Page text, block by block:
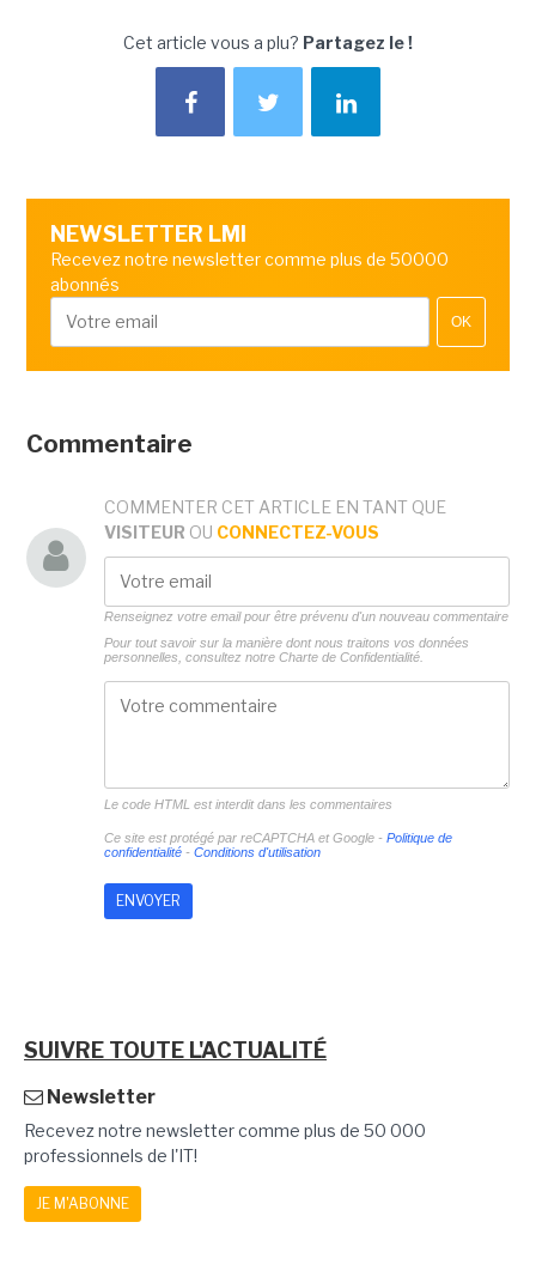
Cet article vous a plu? Partagez le !
NEWSLETTER LMI
Recevez notre newsletter comme plus de 50000
abonnés
OK
Commentaire
COMMENTER CET ARTICLE EN TANT QUE
VISITEUR OU CONNECTEZ-VOUS
Renseignez votre email pour être prévenu d'un nouveau commentaire
Pour tout savoir sur la manière dont nous traitons vos données
personnelles, consultez notre Charte de Confidentialité.
Le code HTML est interdit dans les commentaires
Ce site est protégé par reCAPTCHA et Google - Politique de
confidentialité- Conditions d'utilisation
SUIVRE TOUTE L'ACTUALITÉ
Newsletter
Recevez notre newsletter comme plus de 50 000
professionnels de l'IT!
JE M'ABONNE